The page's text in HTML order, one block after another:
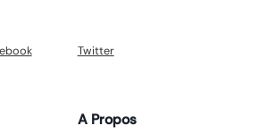
Twitter
A Propos